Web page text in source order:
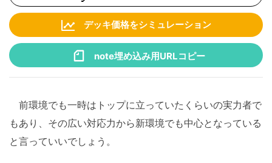
デッキ価格をシミュレーション
note埋め込み用URLコピー
前環境でも一時はトップに立っていたくらいの実力者で
もあり、その広い対応力から新環境でも中心となっている
と言っていいでしょう。